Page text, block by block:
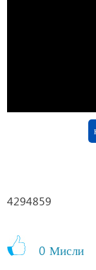
4294859
0 Мисли